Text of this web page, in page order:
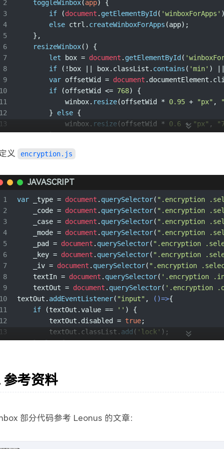
2
3
4
5
6
7
8
9
toggleWinbox(app) {
if (document . getElementById ( 'winboxForApps'
else ctrl. createWinboxForApps (app);
    },
resizeWinbox( ) {
let box = document . getElementById (
if (!box || box. classList . contains ( 'min' ) ||
var offsetWid = document . documentElement .
if (offsetWid <= 768) {
            winbox.
resize(offsetWid * 0.95 + "px" ,
        }
else {
            winbox.
resize(offsetWid * 0.6 + "px" ,
        }
createWinboxForApps
            className =
            html =
'';
switch (app) {
case "encryption":
                title =
'参星阁 - 加密工具';
                className =
'encryption';
                html=
`
                    <div class="select-items">
<select class="select-item
<option class="opt"
<option class="opt"
<option class="opt"
<option class="opt"
<option class="opt"
<option class="opt"
<option class="opt"
                        </select>
<option class="opt"
<select class="select-item
义 encryption.js
JAVASCRIPT
1
2
3
4
5
6
7
8
9
var _type = document . querySelector( ".encryption
    _code =
document . querySelector( ".encryption
    _case =
document . querySelector( ".encryption
    _mode =
document . querySelector( ".encryption
    _pad =
document . querySelector( ".encryption
    _key =
document . querySelector( ".encryption
    _iv =
document . querySelector( ".encryption
    textIn =
document . querySelector( '.encryption
    textOut =
document . querySelector( '.encryption
textOut. addEventListener( "input" , ()=>{
if (textOut.value == '' ) {
        textOut.
disabled = true;
        textOut.
classList . add ( 'lock' );
    }
else {
    }
})
        _case.
classList.contains
        _mode.
classList.contains('hide') ? _mode.
参考资料
部分代码参考 Leonus 的文章：